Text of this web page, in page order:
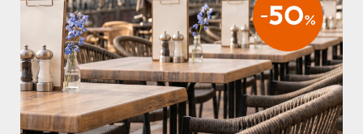
GERELATEERDE PRODUCTEN